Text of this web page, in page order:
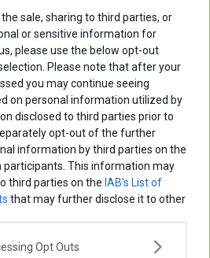
sale, sharing to third parties, or
or sensitive information for
please use the below opt-out
Please note that after your
you may continue seeing
on personal information utilized by
disclosed to third parties prior to
opt-out of the further
information by third parties on the
participants. This information may
third parties on the IAB’s List of
that may further disclose it to other
Opt Outs